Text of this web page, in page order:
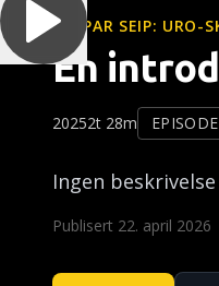
CASPAR SEIP: URO-
En
20252t 28m EPISODE
Ingen
Publisert 22. april 2026